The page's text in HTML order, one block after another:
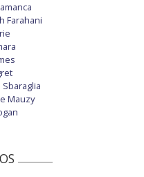
Farahani
Mauzy